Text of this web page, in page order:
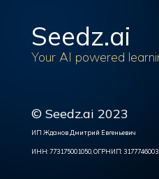
Seedz.ai
Your AI powered
© Seedz.ai 2023
ИП Жданов Дмитрий Евгеньевич
ИНН: 773175001050, ОГРНИП: